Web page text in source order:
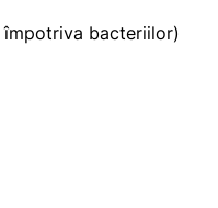
bacteriilor)